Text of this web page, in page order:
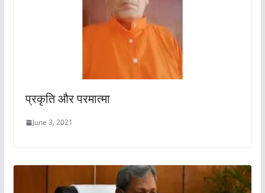
प्रकृति और परमात्मा
June 3, 2021